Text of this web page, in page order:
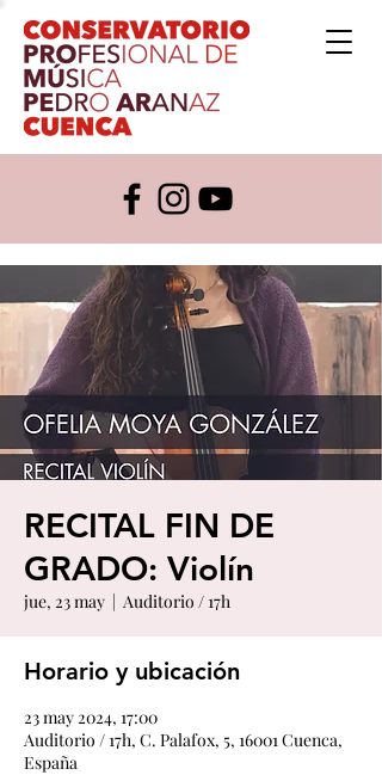
RECITAL FIN DE
GRADO: Violín
jue, 23 may
  |
Auditorio / 17h
Horario y ubicación
23 may 2024, 17:00
Auditorio / 17h, C. Palafox, 5, 16001 Cuenca,
España